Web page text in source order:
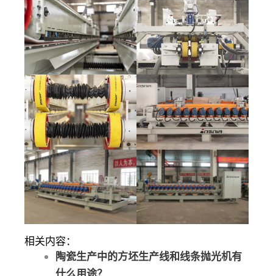
相关内容：
陶瓷生产中的方坯生产线和线条抛光机有